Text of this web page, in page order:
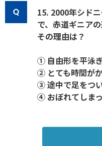
15. 2000年シド
で、赤道ギニア
その理由は？
① 自由形を平泳
② とても時間が
③ 途中で足をつ
④ おぼれてしま